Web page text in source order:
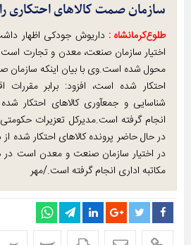
سازمان صمت کالاهای احتکاری
طلوع‌‌کرمانشاه : داریوش جودکی اظهار
اختیار سازمان صنعت، معدن و تجارت است
محول شده است.وی با بیان اینکه
احتکار شده است، افزود: برابر
شناسایی و جمعآوری کالاهای احتکار
انجام گرفته است.مدیرکل تعزیرات حکومتی
در حال حاضر پرونده کالاهای احتکار شده
در اختیار سازمان صنعت و معدن است در
مکاتبه اداری انجام گرفته است./مهر